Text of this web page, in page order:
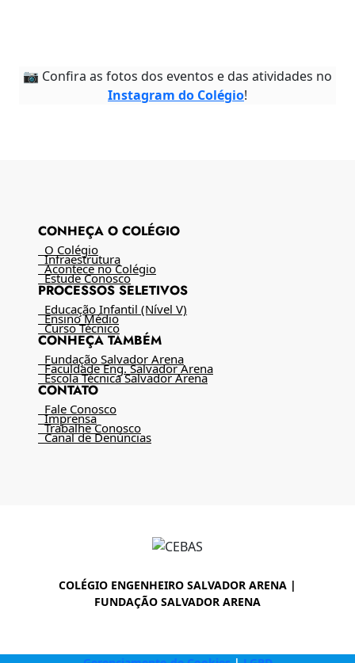
📷 Confira as fotos dos eventos e das atividades no
Instagram do Colégio!
CONHEÇA O COLÉGIO
O Colégio
Infraestrutura
Acontece no Colégio
Estude Conosco
PROCESSOS SELETIVOS
Educação Infantil (Nível V)
Ensino Médio
Curso Técnico
CONHEÇA TAMBÉM
Fundação Salvador Arena
Faculdade Eng. Salvador Arena
Escola Técnica Salvador Arena
CONTATO
Fale Conosco
Imprensa
Trabalhe Conosco
Canal de Denúncias
COLÉGIO ENGENHEIRO SALVADOR ARENA |
FUNDAÇÃO SALVADOR ARENA